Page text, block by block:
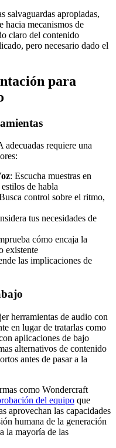
salvaguardas apropiadas,
hacia mecanismos de
claro del contenido
pero necesario dado el
para
requiere una
: Escucha muestras en
de habla
control sobre el ritmo,
tus necesidades de
cómo encaja la
existente
las implicaciones de
herramientas de audio con
en lugar de tratarlas como
aplicaciones de bajo
alternativos de contenido
antes de pasar a la
como Wondercraft
del equipo que
aprovechan las capacidades
humana de la generación
la mayoría de las